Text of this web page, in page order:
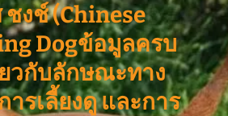
งช์ (Chinese
Dogข้อมูลครบ
ยวกับลักษณะทาง
ารเลี้ยงดู และการ